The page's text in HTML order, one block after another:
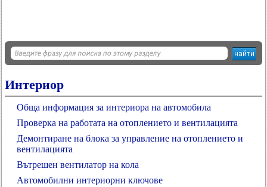
Интериор
Обща информация за интериора на автомобила
Проверка на работата на отоплението и вентилацията
Демонтиране на блока за управление на отоплението и
вентилацията
Вътрешен вентилатор на кола
Автомобилни интериорни ключове